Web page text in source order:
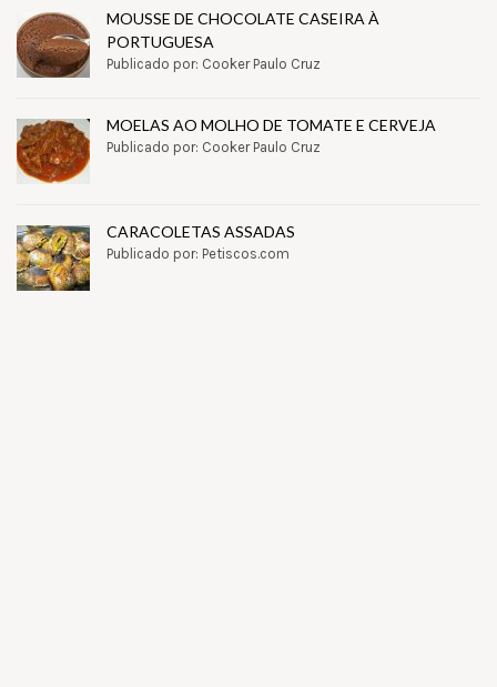
MOUSSE DE CHOCOLATE CASEIRA À
PORTUGUESA
Publicado por: Cooker Paulo Cruz
MOELAS AO MOLHO DE TOMATE E CERVEJA
Publicado por: Cooker Paulo Cruz
CARACOLETAS ASSADAS
Publicado por: Petiscos.com